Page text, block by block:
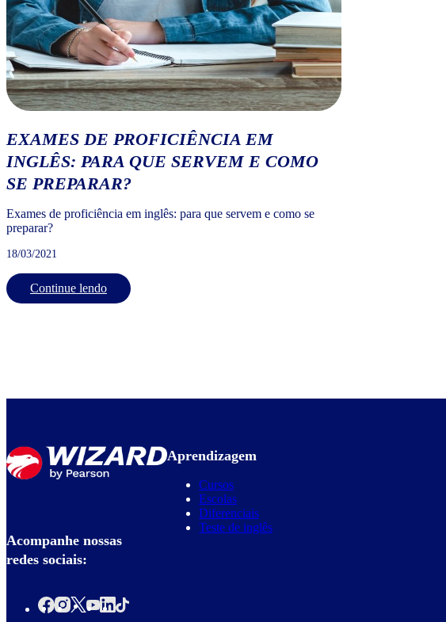
EXAMES DE PROFICIÊNCIA EM
INGLÊS: PARA QUE SERVEM E COMO
SE PREPARAR?
Exames de proficiência em inglês: para que servem e como se
preparar?
18/03/2021
Continue lendo
Acompanhe nossas
redes sociais:
Aprendizagem
Cursos
Escolas
Diferenciais
Teste de inglês